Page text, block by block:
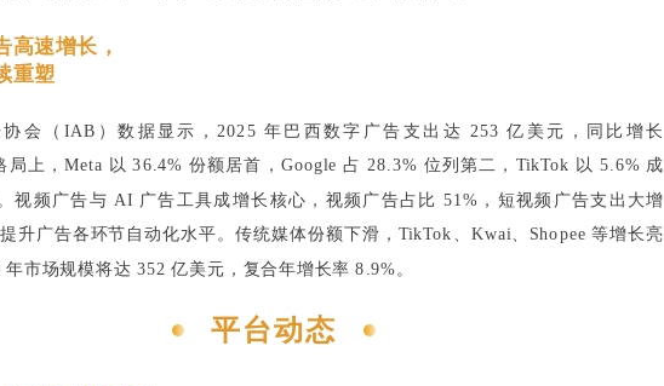
高速增长，
重塑
会（IAB）数据显示，2025 年巴西数字广告支出达 253 亿美元，同比增长
局上，Meta 以 36.4% 份额居首，Google 占 28.3% 位列第二，TikTok 以 5.6% 成
视频广告与 AI 广告工具成增长核心，视频广告占比 51%，短视频广告支出大增
升广告各环节自动化水平。传统媒体份额下滑，TikTok、Kwai、Shopee 等增长亮
市场规模将达 352 亿美元，复合年增长率 8.9%。
平台动态